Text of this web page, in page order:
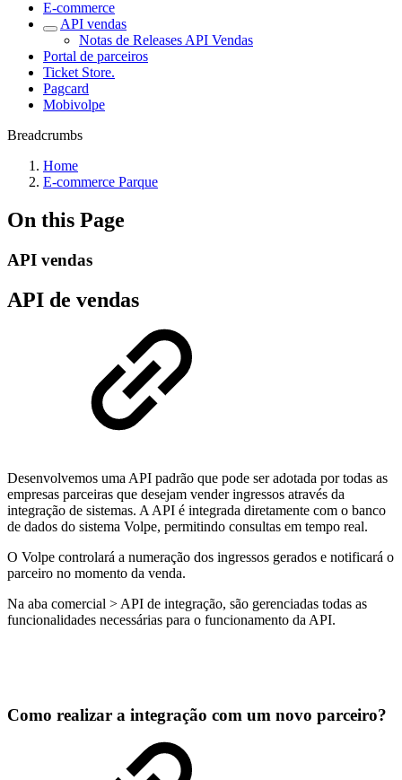
E-commerce
API vendas
Notas de Releases API Vendas
Portal de parceiros
Ticket Store.
Pagcard
Mobivolpe
Breadcrumbs
Home
E-commerce Parque
On this Page
API vendas
API de vendas
Desenvolvemos uma API padrão que pode ser adotada por todas as
empresas parceiras que desejam vender ingressos através da
integração de sistemas. A API é integrada diretamente com o banco
de dados do sistema Volpe, permitindo consultas em tempo real.
O Volpe controlará a numeração dos ingressos gerados e notificará o
parceiro no momento da venda.
Na aba comercial > API de integração, são gerenciadas todas as
funcionalidades necessárias para o funcionamento da API.
Como realizar a integração com um novo parceiro?